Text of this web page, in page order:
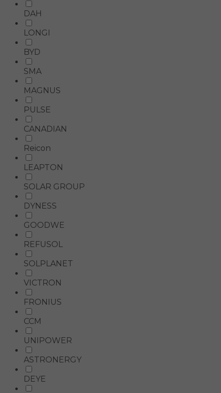
DAH
LONGI
BYD
SMA
MAGNUS
PULSE
CANADIAN
Reicon
LEAPTON
SOLAR GROUP
DYNESS
GOODWE
REFUSOL
SOLPLANET
VICTRON
FRONIUS
CCM
UNIPOWER
ASTRONERGY
DEYE